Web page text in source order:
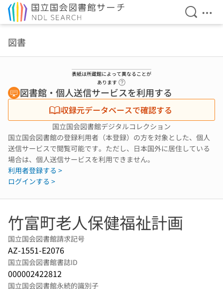
検索を
メ
図書
表紙は所蔵館によって異なることが
あります
図書館・個人送信サービスを利用する
収録元データベースで確認する
国立国会図書館デジタルコレクション
国立国会図書館の登録利用者（本登録）の方を対象とした、個人
送信サービスで閲覧可能です。ただし、日本国外に居住している
場合は、個人送信サービスを利用できません。
利用者登録する >
ログインする >
竹富町老人保健福祉計画
国立国会図書館請求記号
AZ-1551-E2076
国立国会図書館書誌ID
000002422812
国立国会図書館永続的識別子